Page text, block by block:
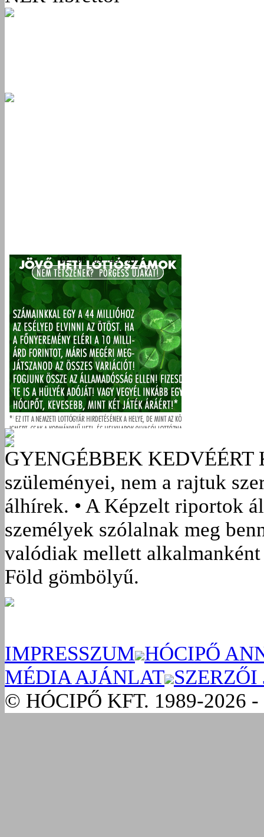
GYENGÉBBEK KEDVÉÉRT
szüleményei, nem a rajtuk
álhírek. • A Képzelt riportok
személyek szólalnak meg
valódiak mellett
Föld gömbölyű.
IMPRESSZUM HÓCIPŐ
MÉDIA AJÁNLAT SZERZŐI
© HÓCIPŐ KFT. 1989-2026